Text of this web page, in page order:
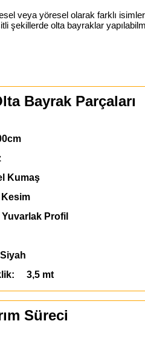
veya yöresel olarak farklı
şekillerde olta bayraklar
Bayrak Parçaları
Kumaş
Profil
3,5 mt
Süreci